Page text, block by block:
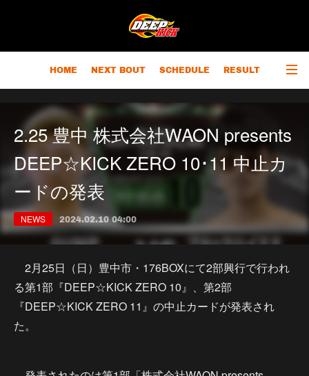
HOME NEXT BOUT SCHEDULE RESULT
RANKING CHAMPIONS OUTLINE
2.25 豊中 株式会社WAON presents
DEEP☆KICK ZERO 10･11 中止カ
ードの発表
NEWS 2024.02.10 04:00
2月25日（日）豊中市・176BOXにて2部興行で行われ
る第1部『DEEP☆KICK ZERO 10』、第2部
『DEEP☆KICK ZERO 11』の中止カードが発表され
た。